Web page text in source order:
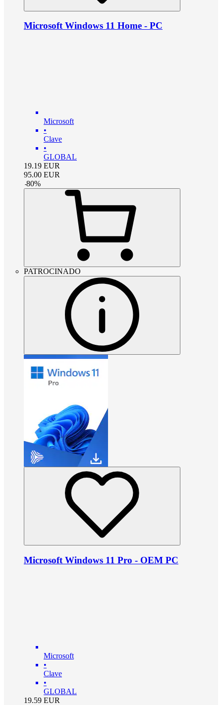
Microsoft Windows 11 Home - PC
Microsoft
•
Clave
•
GLOBAL
19.19 EUR
95.00 EUR
-80%
PATROCINADO
Microsoft Windows 11 Pro - OEM PC
Microsoft
•
Clave
•
GLOBAL
19.59 EUR